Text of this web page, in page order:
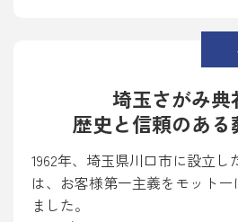
埼玉さがみ典
歴史と信頼のある
1962年、埼玉県川口市に設立し
は、お客様第一主義をモット
ました。